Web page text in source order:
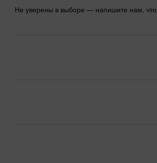
Не уверены в выборе — напишите нам,